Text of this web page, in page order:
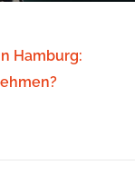
Hamburg: